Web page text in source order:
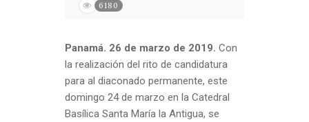
6180
Panamá. 26 de marzo de 2019. Con
la realización del rito de candidatura
para al diaconado permanente, este
domingo 24 de marzo en la Catedral
Basílica Santa María la Antigua, se